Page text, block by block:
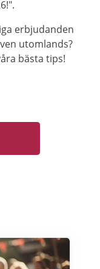
erbjudanden
utomlands?
bästa tips!